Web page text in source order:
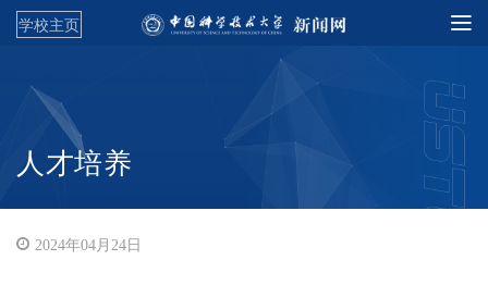
学校主页
人才培养
2024年04月24日